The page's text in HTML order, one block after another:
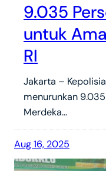
9.035
untuk
RI
Jakarta –
menurunkan
Merdeka…
Aug 16, 2025